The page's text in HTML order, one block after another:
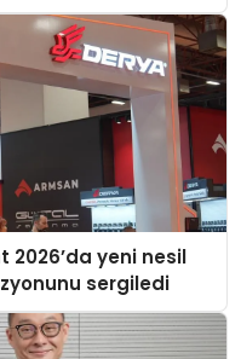
2026’da yeni nesil
sergiledi